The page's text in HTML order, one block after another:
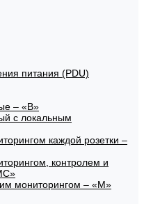
питания (PDU)
– «В»
с локальным
каждой розетки –
контролем и
мониторингом – «М»